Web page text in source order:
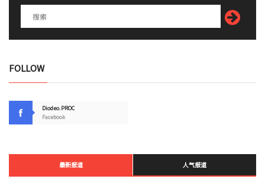
FOLLOW
Diodeo.PROC
Facebook
最新报道 人气报道